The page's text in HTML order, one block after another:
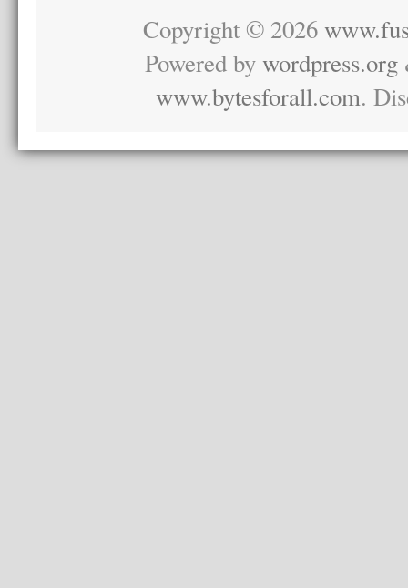
Copyright © 2026
Powered bywordpress.org
www.bytesforall.com.